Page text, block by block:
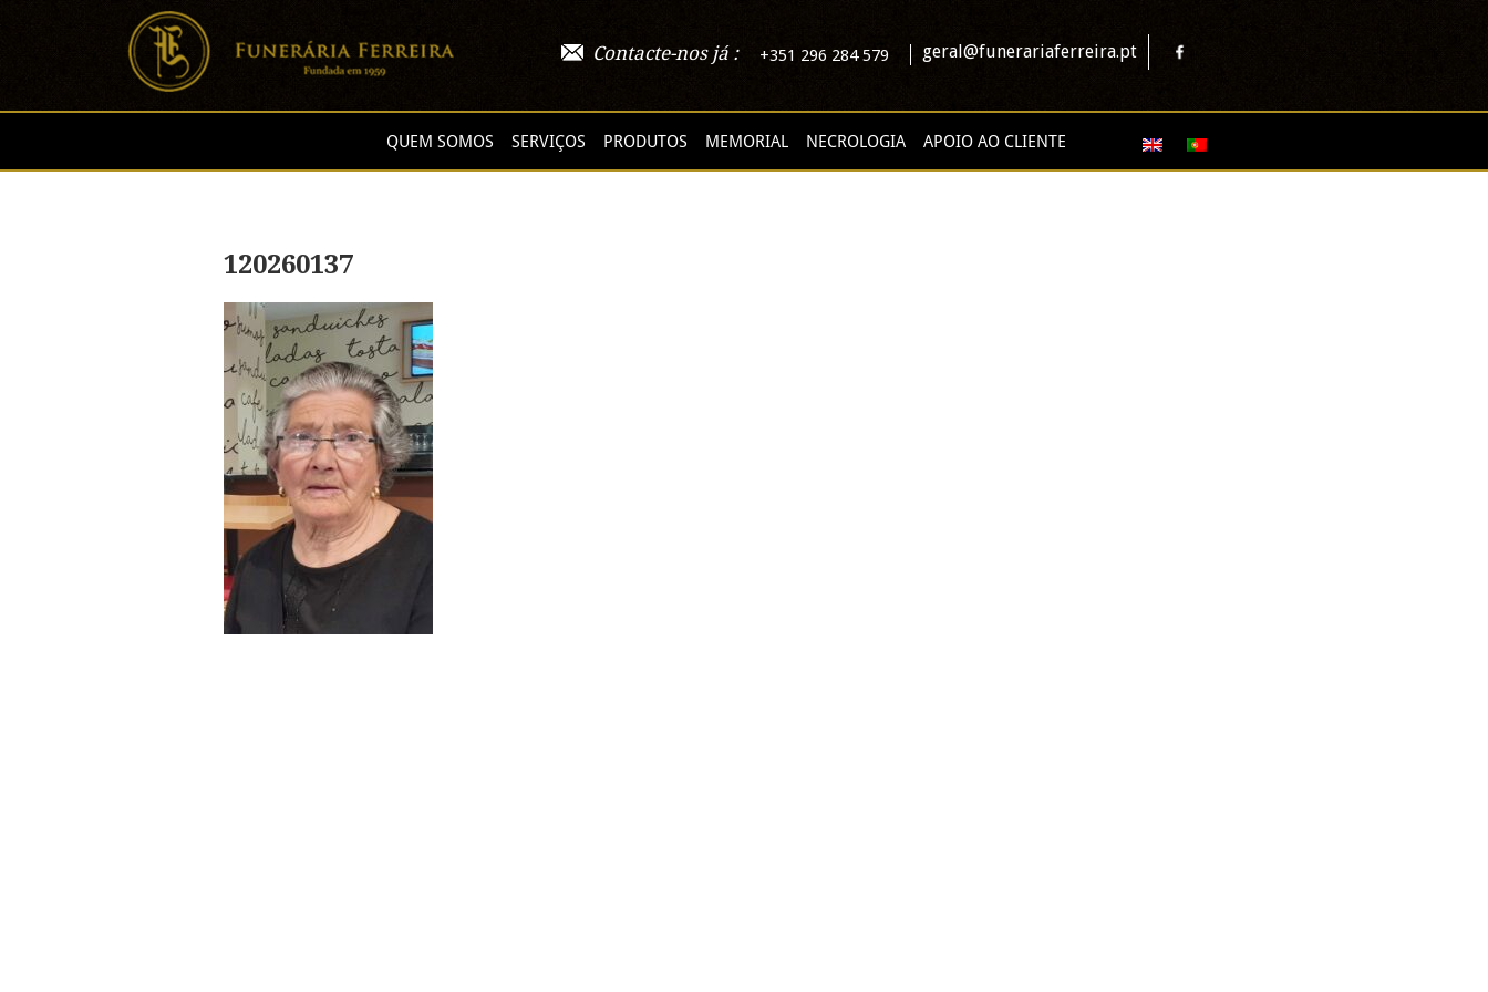
Contacte-nos já : +351 296 284 579 geral@funerariaferreira.pt
QUEM SOMOS SERVIÇOS PRODUTOS MEMORIAL NECROLOGIA APOIO AO CLIENTE
120260137